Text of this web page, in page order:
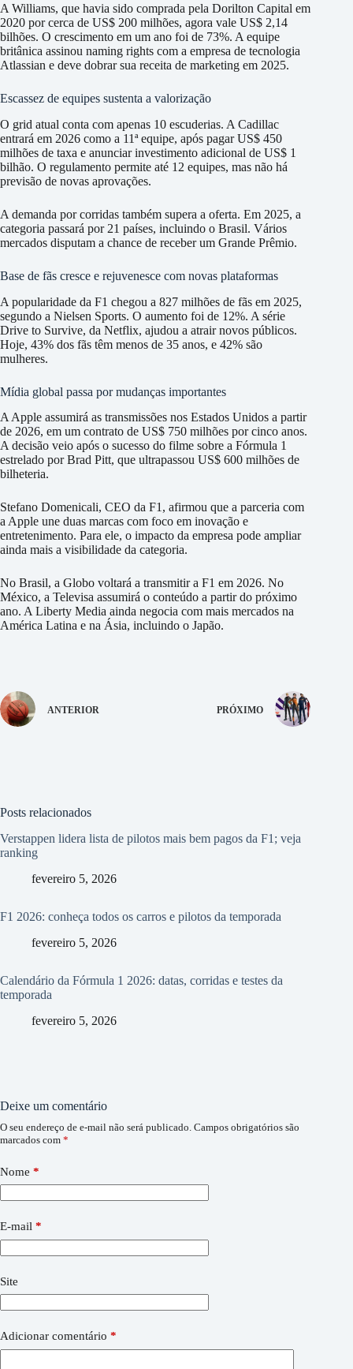
A Williams, que havia sido comprada pela Dorilton Capital em
2020 por cerca de US$ 200 milhões, agora vale US$ 2,14
bilhões. O crescimento em um ano foi de 73%. A equipe
britânica assinou naming rights com a empresa de tecnologia
Atlassian e deve dobrar sua receita de marketing em 2025.
Escassez de equipes sustenta a valorização
O grid atual conta com apenas 10 escuderias. A Cadillac
entrará em 2026 como a 11ª equipe, após pagar US$ 450
milhões de taxa e anunciar investimento adicional de US$ 1
bilhão. O regulamento permite até 12 equipes, mas não há
previsão de novas aprovações.
A demanda por corridas também supera a oferta. Em 2025, a
categoria passará por 21 países, incluindo o Brasil. Vários
mercados disputam a chance de receber um Grande Prêmio.
Base de fãs cresce e rejuvenesce com novas plataformas
A popularidade da F1 chegou a 827 milhões de fãs em 2025,
segundo a Nielsen Sports. O aumento foi de 12%. A série
Drive to Survive, da Netflix, ajudou a atrair novos públicos.
Hoje, 43% dos fãs têm menos de 35 anos, e 42% são
mulheres.
Mídia global passa por mudanças importantes
A Apple assumirá as transmissões nos Estados Unidos a partir
de 2026, em um contrato de US$ 750 milhões por cinco anos.
A decisão veio após o sucesso do filme sobre a Fórmula 1
estrelado por Brad Pitt, que ultrapassou US$ 600 milhões de
bilheteria.
Stefano Domenicali, CEO da F1, afirmou que a parceria com
a Apple une duas marcas com foco em inovação e
entretenimento. Para ele, o impacto da empresa pode ampliar
ainda mais a visibilidade da categoria.
No Brasil, a Globo voltará a transmitir a F1 em 2026. No
México, a Televisa assumirá o conteúdo a partir do próximo
ano. A Liberty Media ainda negocia com mais mercados na
América Latina e na Ásia, incluindo o Japão.
ANTERIOR PRÓXIMO
Posts relacionados
Verstappen lidera lista de pilotos mais bem pagos da F1; veja
ranking
fevereiro 5, 2026
F1 2026: conheça todos os carros e pilotos da temporada
fevereiro 5, 2026
Calendário da Fórmula 1 2026: datas, corridas e testes da
temporada
fevereiro 5, 2026
Deixe um comentário
O seu endereço de e-mail não será publicado. Campos obrigatórios são
marcados com *
Nome *
E-mail *
Site
Adicionar comentário *